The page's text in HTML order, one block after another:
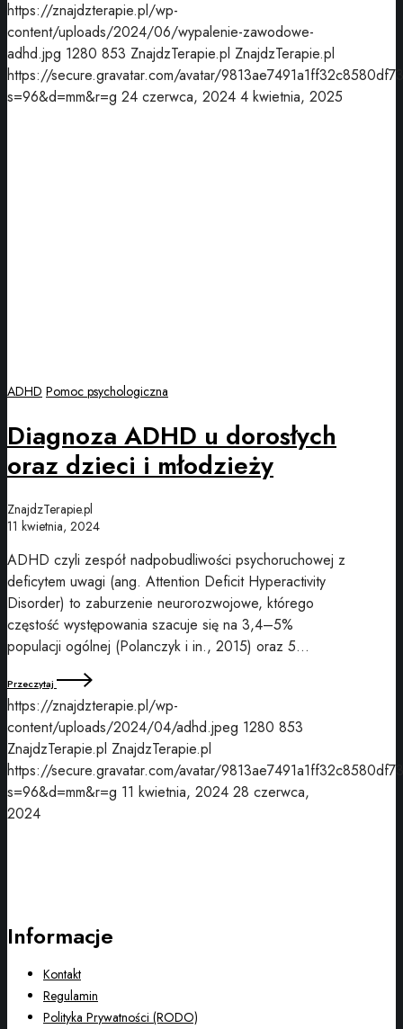
https://znajdzterapie.pl/wp-
content/uploads/2024/06/wypalenie-zawodowe-
adhd.jpg 1280 853 ZnajdzTerapie.pl ZnajdzTerapie.pl
https://secure.gravatar.com/avatar/
s=96&d=mm&r=g 24 czerwca, 2024 4 kwietnia, 2025
ADHD Pomoc psychologiczna
Diagnoza ADHD u dorosłych
oraz dzieci i młodzieży
ZnajdzTerapie.pl
11 kwietnia, 2024
ADHD czyli zespół nadpobudliwości psychoruchowej z
deficytem uwagi (ang. Attention Deficit Hyperactivity
Disorder) to zaburzenie neurorozwojowe, którego
częstość występowania szacuje się na 3,4–5%
populacji ogólnej (Polanczyk i in., 2015) oraz 5…
Przeczytaj
https://znajdzterapie.pl/wp-
content/uploads/2024/04/adhd.jpeg 1280 853
ZnajdzTerapie.pl ZnajdzTerapie.pl
https://secure.gravatar.com/avatar/
s=96&d=mm&r=g 11 kwietnia, 2024 28 czerwca,
2024
Informacje
Kontakt
Regulamin
Polityka Prywatności (RODO)